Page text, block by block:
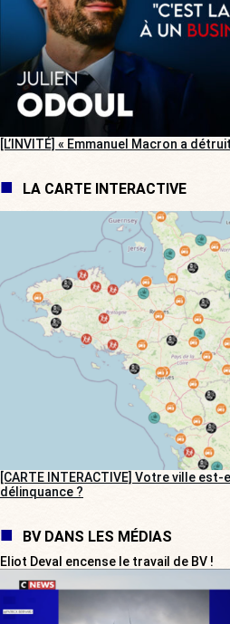
[L’INVITÉ] « Emmanuel Macron a
LA CARTE INTERACTIVE
[CARTE INTERACTIVE] Votre ville
délinquance ?
BV DANS LES MÉDIAS
Eliot Deval encense le travail de BV !